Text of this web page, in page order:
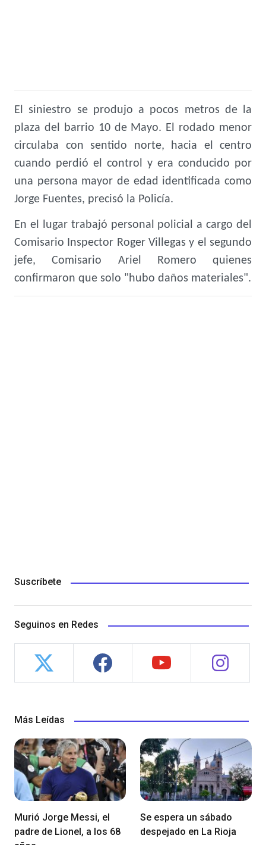
El siniestro se produjo a pocos metros de la
plaza del barrio 10 de Mayo. El rodado menor
circulaba con sentido norte, hacia el centro
cuando perdió el control y era conducido por
una persona mayor de edad identificada como
Jorge Fuentes, precisó la Policía.
En el lugar trabajó personal policial a cargo del
Comisario Inspector Roger Villegas y el segundo
jefe, Comisario Ariel Romero quienes
confirmaron que solo "hubo daños materiales".
Suscríbete
Seguinos en Redes
Más Leídas
Murió Jorge Messi, el
padre de Lionel, a los 68
Se espera un sábado
despejado en La Rioja